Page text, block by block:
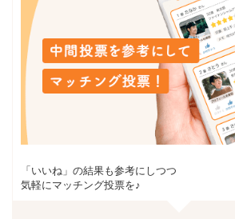
「いいね」の結果も参考にしつつ
気軽にマッチング投票を♪